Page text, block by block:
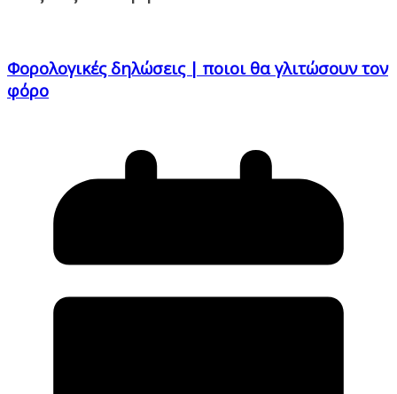
Φορολογικές δηλώσεις | ποιοι θα γλιτώσουν τον
φόρο